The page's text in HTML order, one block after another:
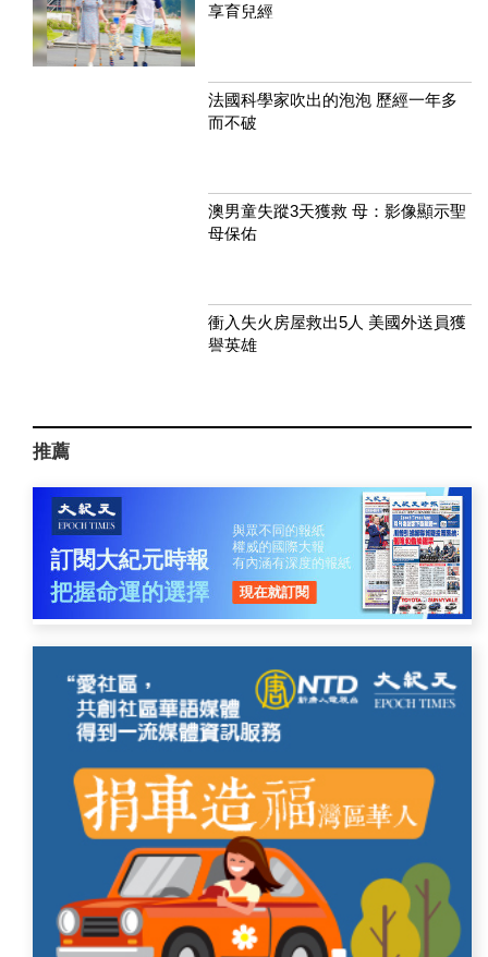
享育兒經
法國科學家吹出的泡泡 歷經一年多
而不破
澳男童失蹤3天獲救 母：影像顯示聖
母保佑
衝入失火房屋救出5人 美國外送員獲
譽英雄
推薦